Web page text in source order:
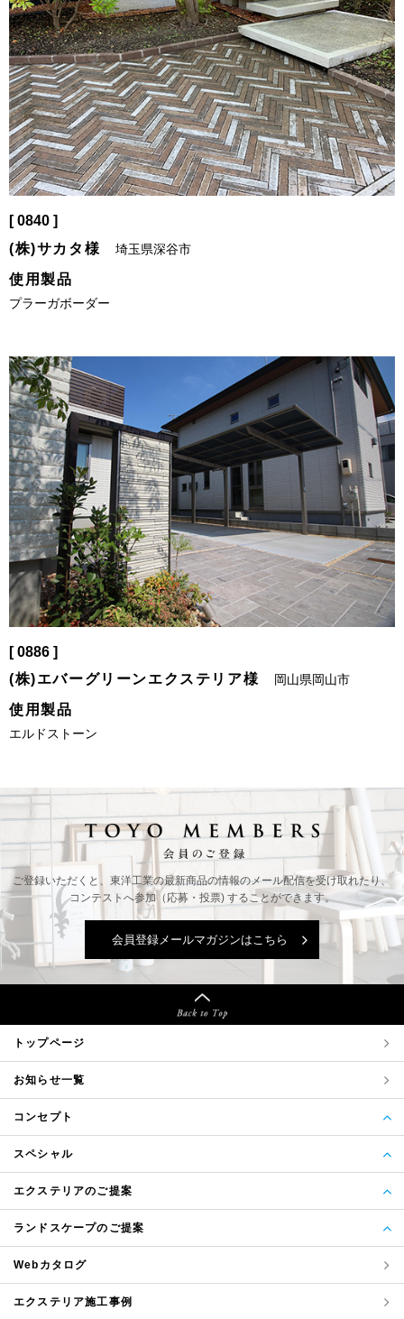
[ 0840 ]
(株)サカタ様
埼玉県深谷市
使用製品
プラーガボーダー
[ 0886 ]
(株)エバーグリーンエクステリア様
岡山県岡山市
使用製品
エルドストーン
ご登録いただくと、東洋工業の最新商品の情報のメール配信を受け取れたり、
コンテストへ参加（応募・投票) することができます。
会員登録メールマガジンはこちら
トップページ
お知らせ一覧
コンセプト
スペシャル
エクステリアのご提案
ランドスケープのご提案
Webカタログ
エクステリア施工事例